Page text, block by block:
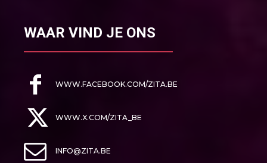
WAAR VIND JE ONS
WWW.FACEBOOK.COM/ZITA.BE
WWW.X.COM/ZITA_BE
INFO@ZITA.BE